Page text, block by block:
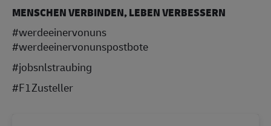
MENSCHEN VERBINDEN, LEBEN VERBESSERN
#werdeeinervonuns
#werdeeinervonunspostbote
#jobsnlstraubing
#F1Zusteller